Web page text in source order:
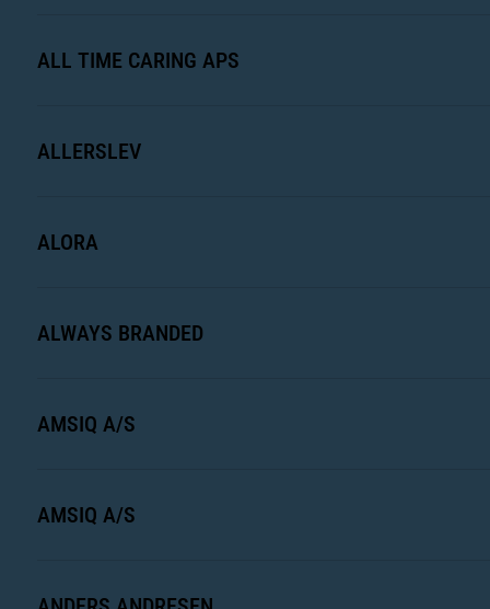
ALL TIME CARING APS
ALLERSLEV
ALORA
ALWAYS BRANDED
AMSIQ A/S
AMSIQ A/S